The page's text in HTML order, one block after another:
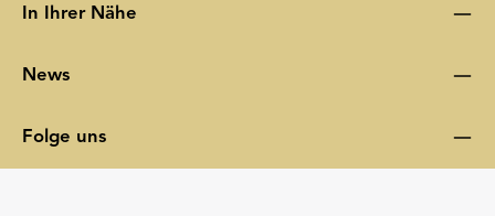
In Ihrer Nähe
News
Folge uns